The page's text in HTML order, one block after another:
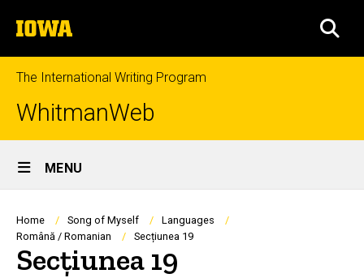
to
content
The
University
of
Iowa
The International Writing Program
WhitmanWeb
Site
Main
Navigation
MENU
Breadcrumb
Home Song of Myself
Languages
Română / Romanian
Secțiunea 19
Secțiunea 19